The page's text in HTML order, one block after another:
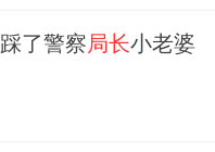
了警察局长小老婆